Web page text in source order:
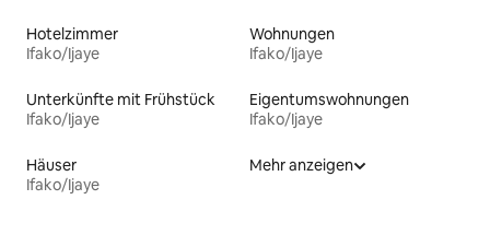
Hotelzimmer
Ifako/Ijaye
Wohnungen
Ifako/Ijaye
Unterkünfte mit Frühstück
Ifako/Ijaye
Eigentumswohnungen
Ifako/Ijaye
Häuser
Ifako/Ijaye
Mehr anzeigen